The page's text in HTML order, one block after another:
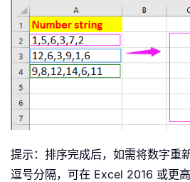
提示：排序完成后，如需将数字重
逗号分隔，可在 Excel 2016 或更